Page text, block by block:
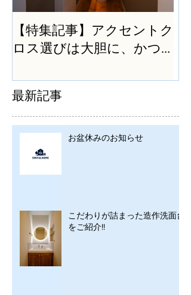
【特集記事】アクセントク
ロス選びは大胆に、かつ
最新記事
お盆休みのお知らせ
こだわりが詰まった造作洗面台
をご紹介!!